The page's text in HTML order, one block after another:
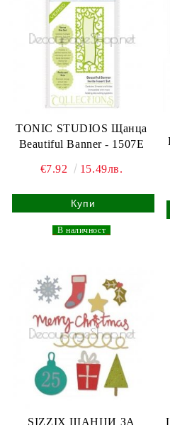
TONIC STUDIOS Щанца
Beautiful Banner - 1507E
€7.92 15.49лв.
В наличност
SIZZIX ЩАНЦИ ЗА